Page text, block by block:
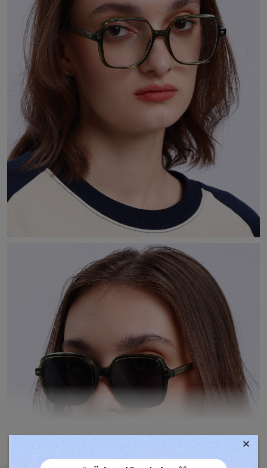
TOVÁBBIAK MEGJELENÍTÉSE ×